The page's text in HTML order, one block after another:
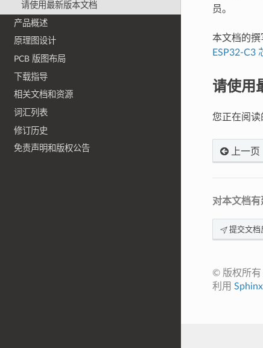
请使用最新版本文档
产品概述
原理图设计
PCB 版图布局
下载指导
相关文档和资源
词汇列表
修订历史
免责声明和版权公告
员。
本文档的撰
ESP32-C3
请使用
您正在阅
上一页
对本文档有
提交文档
© 版权所有
利用 Sphinx